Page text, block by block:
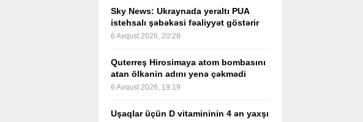
Sky News: Ukraynada yeraltı PUA
istehsalı şəbəkəsi fəaliyyət göstərir
6 Avqust 2026, 20:28
Quterreş Hirosimaya atom bombasını
atan ölkənin adını yenə çəkmədi
6 Avqust 2026, 19:19
Uşaqlar üçün D vitamininin 4 ən yaxşı